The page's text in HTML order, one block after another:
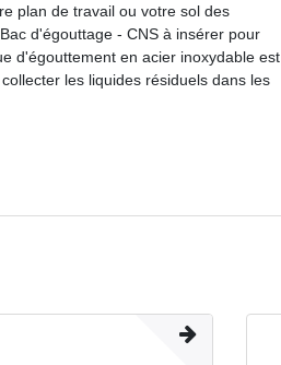
plan de travail ou votre sol des
d'égouttage - CNS à insérer pour
d'égouttement en acier inoxydable est
les liquides résiduels dans les